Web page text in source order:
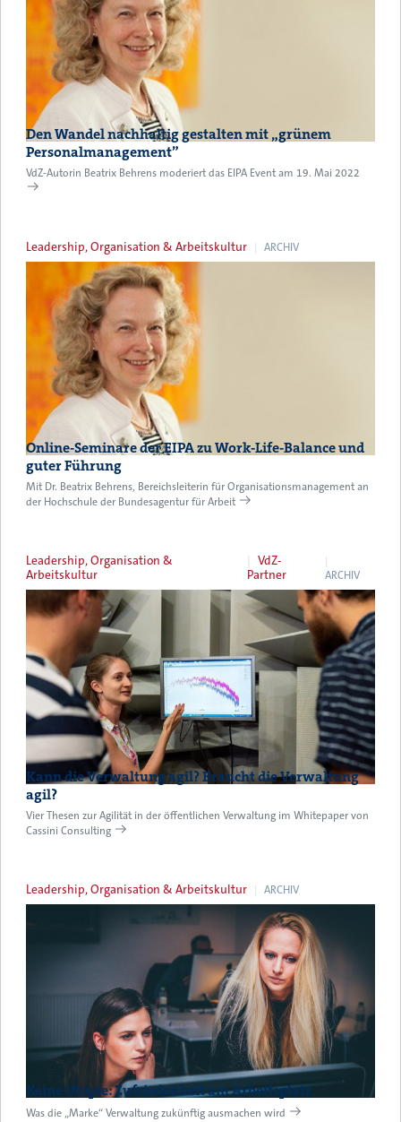
Den Wandel nachhaltig gestalten mit „grünem
Personalmanagement”
VdZ-Autorin Beatrix Behrens moderiert das EIPA Event am 19. Mai 2022
Leadership, Organisation & Arbeitskultur ARCHIV
Online-Seminare der EIPA zu Work-Life-Balance und
guter Führung
Mit Dr. Beatrix Behrens, Bereichsleiterin für Organisationsmanagement an
der Hochschule der Bundesagentur für Arbeit
Leadership, Organisation &
Arbeitskultur
VdZ-
Partner
ARCHIV
Kann die Verwaltung agil? Braucht die Verwaltung
agil?
Vier Thesen zur Agilität in der öffentlichen Verwaltung im Whitepaper von
Cassini Consulting
Leadership, Organisation & Arbeitskultur ARCHIV
Keine Utopie: Zufriedenheit am Arbeitsplatz
Was die „Marke“ Verwaltung zukünftig ausmachen wird